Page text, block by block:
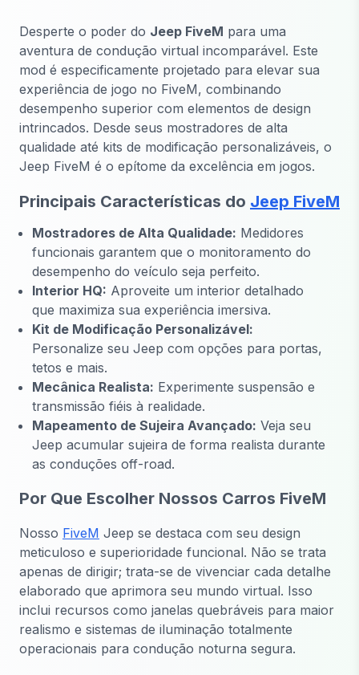
Desperte o poder do Jeep FiveM para uma
aventura de condução virtual incomparável. Este
mod é especificamente projetado para elevar sua
experiência de jogo no FiveM, combinando
desempenho superior com elementos de design
intrincados. Desde seus mostradores de alta
qualidade até kits de modificação personalizáveis, o
Jeep FiveM é o epítome da excelência em jogos.
Principais Características do Jeep FiveM
Mostradores de Alta Qualidade: Medidores
funcionais garantem que o monitoramento do
desempenho do veículo seja perfeito.
Interior HQ: Aproveite um interior detalhado
que maximiza sua experiência imersiva.
Kit de Modificação Personalizável:
Personalize seu Jeep com opções para portas,
tetos e mais.
Mecânica Realista: Experimente suspensão e
transmissão fiéis à realidade.
Mapeamento de Sujeira Avançado: Veja seu
Jeep acumular sujeira de forma realista durante
as conduções off-road.
Por Que Escolher Nossos Carros FiveM
Nosso FiveM Jeep se destaca com seu design
meticuloso e superioridade funcional. Não se trata
apenas de dirigir; trata-se de vivenciar cada detalhe
elaborado que aprimora seu mundo virtual. Isso
inclui recursos como janelas quebráveis para maior
realismo e sistemas de iluminação totalmente
operacionais para condução noturna segura.